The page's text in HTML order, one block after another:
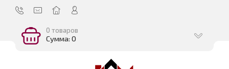
0 товаров
Сумма: 0